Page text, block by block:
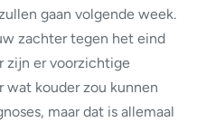
gaan volgende week.
zachter tegen het eind
zijn er voorzichtige
wat kouder zou kunnen
maar dat is allemaal